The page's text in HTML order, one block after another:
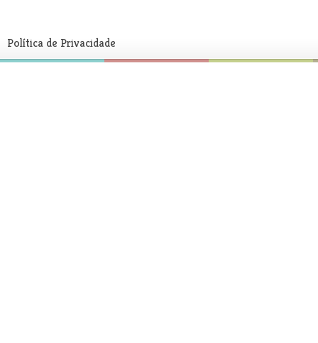
Política de Privacidade